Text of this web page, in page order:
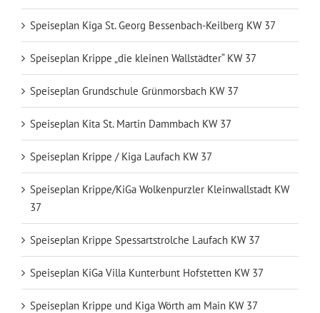
Speiseplan Kiga St. Georg Bessenbach-Keilberg KW 37
Speiseplan Krippe „die kleinen Wallstädter“ KW 37
Speiseplan Grundschule Grünmorsbach KW 37
Speiseplan Kita St. Martin Dammbach KW 37
Speiseplan Krippe / Kiga Laufach KW 37
Speiseplan Krippe/KiGa Wolkenpurzler Kleinwallstadt KW
37
Speiseplan Krippe Spessartstrolche Laufach KW 37
Speiseplan KiGa Villa Kunterbunt Hofstetten KW 37
Speiseplan Krippe und Kiga Wörth am Main KW 37